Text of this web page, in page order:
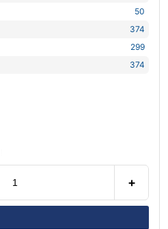
50
374
299
374
+